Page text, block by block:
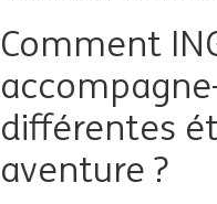
Comment
différentes
aventure ?